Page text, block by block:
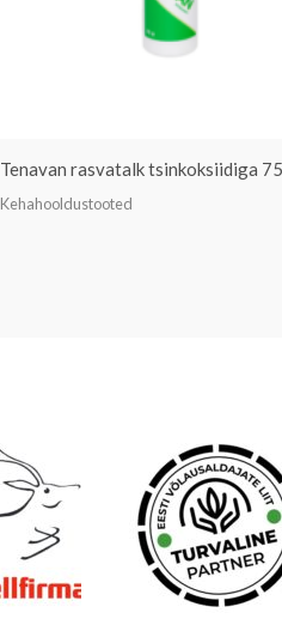
Tenavan rasvatalk tsinkoksiidiga
Kehahooldustooted